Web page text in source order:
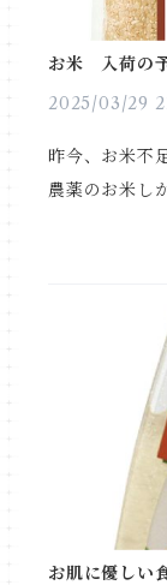
お米 入荷の
2025/03/29
昨今、お米不
農薬のお米し
ね。 昨日、
お肌に優し